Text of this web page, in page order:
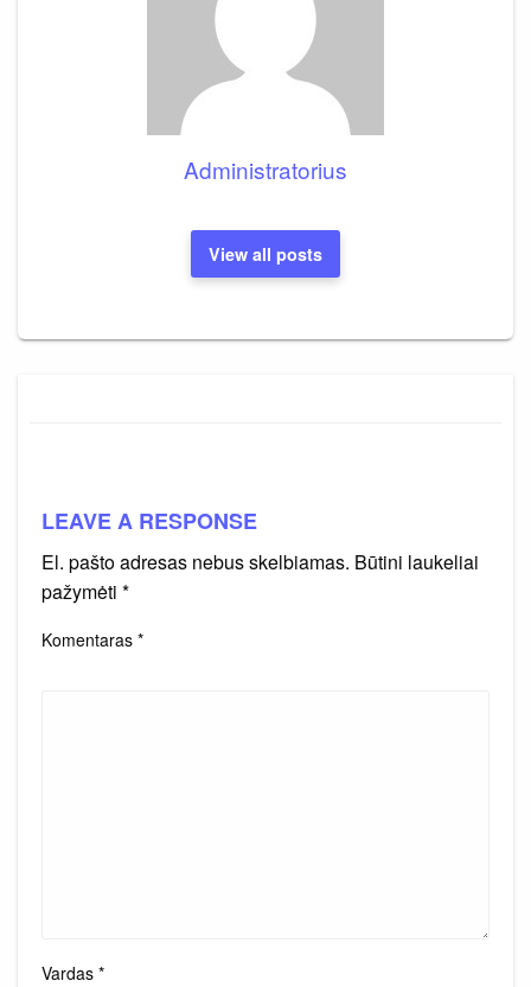
Administratorius
View all posts
LEAVE A RESPONSE
El. pašto adresas nebus skelbiamas. Būtini laukeliai
pažymėti *
Komentaras *
Vardas *